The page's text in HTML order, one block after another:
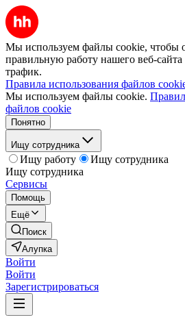
Мы используем файлы cookie, чтобы
правильную работу нашего веб-сайта
трафик.
Правила использования файлов
Мы используем файлы cookie.
файлов cookie
Понятно
Ищу сотрудника
Ищу работу
Ищу сотрудника
Ищу сотрудника
Сервисы
Помощь
Ещё
Поиск
Алупка
Войти
Войти
Зарегистрироваться